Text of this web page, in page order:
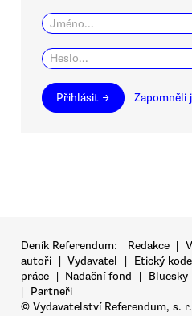
Přihlásit → Zapomněli
Deník Referendum: Redakce |
autoři | Vydavatel | Etický
práce | Nadační fond | Bluesky
|
Partneři
© Vydavatelství Referendum, s.